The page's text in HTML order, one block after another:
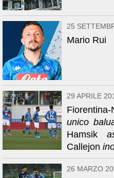
25
Mario Rui
29 APRILE
unico
Hamsik
Callejon
26 MARZO